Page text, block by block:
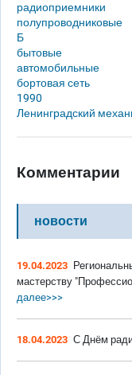
радиоприемники
полупроводниковые
Б
бытовые
автомобильные
бортовая сеть
1990
Ленинградский
Комментарии
новости
19.04.2023
мастерству
далее>>>
18.04.2023 С Днём